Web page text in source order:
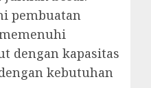
pembuatan
dengan kapasitas
kebutuhan